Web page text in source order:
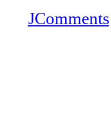
JComments